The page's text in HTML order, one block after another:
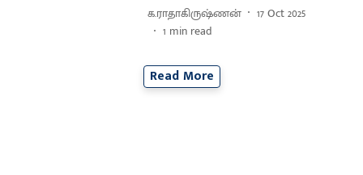
க.ராதாகிருஷ்ணன்
17 Oct 2025
1 min read
Read More